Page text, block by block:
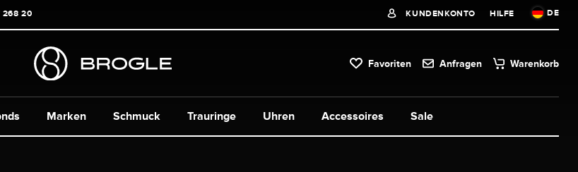
268 20 KUNDENKONTO HILFE DE
Favoriten Anfragen Warenkorb
Marken Schmuck Uhren Accessoires Sale
Trauringe